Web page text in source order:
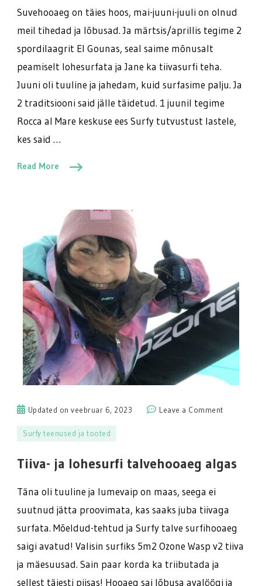
Suvehooaeg on täies hoos, mai-juuni-juuli on olnud
meil tihedad ja lõbusad. Ja märtsis/aprillis tegime 2
spordilaagrit El Gounas, seal saime mõnusalt
peamiselt lohesurfata ja Jane ka tiivasurfi teha.
Juuni oli tuuline ja jahedam, kuid surfasime palju. Ja
2 traditsiooni said jälle täidetud. 1 juunil tegime
Rocca al Mare keskuse ees Surfy tutvustust lastele,
kes said …
Read More
Updated onveebruar 6, 2023 Leave a Commenton
Surfy teenused ja tooted
Tiiva- ja lohesurfi talvehooaeg algas
Täna oli tuuline ja lumevaip on maas, seega ei
suutnud jätta proovimata, kas saaks juba tiivaga
surfata. Mõeldud-tehtud ja Surfy talve surfihooaeg
saigi avatud! Valisin surfiks 5m2 Ozone Wasp v2 tiiva
ja mäesuusad. Sain paar korda ka triibutada ja
sellest täiesti piisas! Hooaeg sai lõbusa avalöögi ja